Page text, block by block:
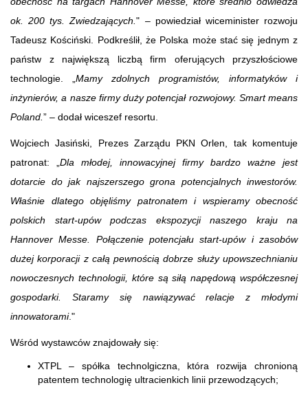
ok. 200 tys. Zwiedzających." – powiedział wiceminister rozwoju
Tadeusz Kościński. Podkreślił, że Polska może stać się jednym z
państw z największą liczbą firm oferujących przyszłościowe
technologie. „Mamy zdolnych programistów, informatyków i
inżynierów, a nasze firmy duży potencjał rozwojowy. Smart means
Poland.” – dodał wiceszef resortu.
Wojciech Jasiński, Prezes Zarządu PKN Orlen, tak komentuje
patronat: „Dla młodej, innowacyjnej firmy bardzo ważne jest
dotarcie do jak najszerszego grona potencjalnych inwestorów.
Właśnie dlatego objęliśmy patronatem i wspieramy obecność
polskich start-upów podczas ekspozycji naszego kraju na
Hannover Messe. Połączenie potencjału start-upów i zasobów
dużej korporacji z całą pewnością dobrze służy upowszechnianiu
nowoczesnych technologii, które są siłą napędową współczesnej
gospodarki. Staramy się nawiązywać relacje z młodymi
innowatorami."
Wśród wystawców znajdowały się:
XTPL – spółka technolgiczna, która rozwija chronioną
patentem technologię ultracienkich linii przewodzących;